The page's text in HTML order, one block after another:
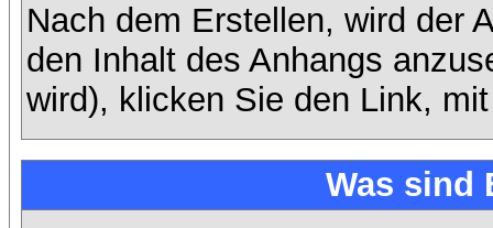
Nach dem Erstellen, wird der
den Inhalt des Anhangs
wird), klicken Sie den Link,
Was sind